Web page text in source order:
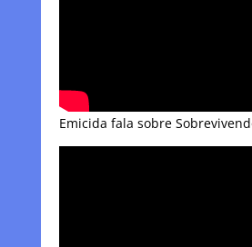
Emicida fala sobre